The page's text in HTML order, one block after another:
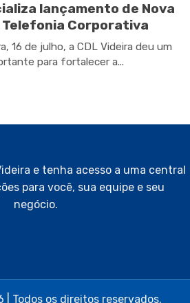
lançamento de Nova
Telefonia Corporativa
16 de julho, a CDL Videira deu um
para fortalecer a...
e tenha acesso a uma central
para você, sua equipe e seu
negócio.
Todos os direitos reservados.